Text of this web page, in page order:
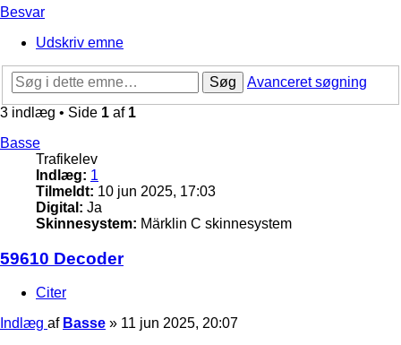
Besvar
Udskriv emne
Søg
Avanceret søgning
3 indlæg • Side 1 af 1
Basse
Trafikelev
Indlæg: 1
Tilmeldt: 10 jun 2025, 17:03
Digital: Ja
Skinnesystem: Märklin C skinnesystem
59610 Decoder
Citer
Indlæg af Basse » 11 jun 2025, 20:07